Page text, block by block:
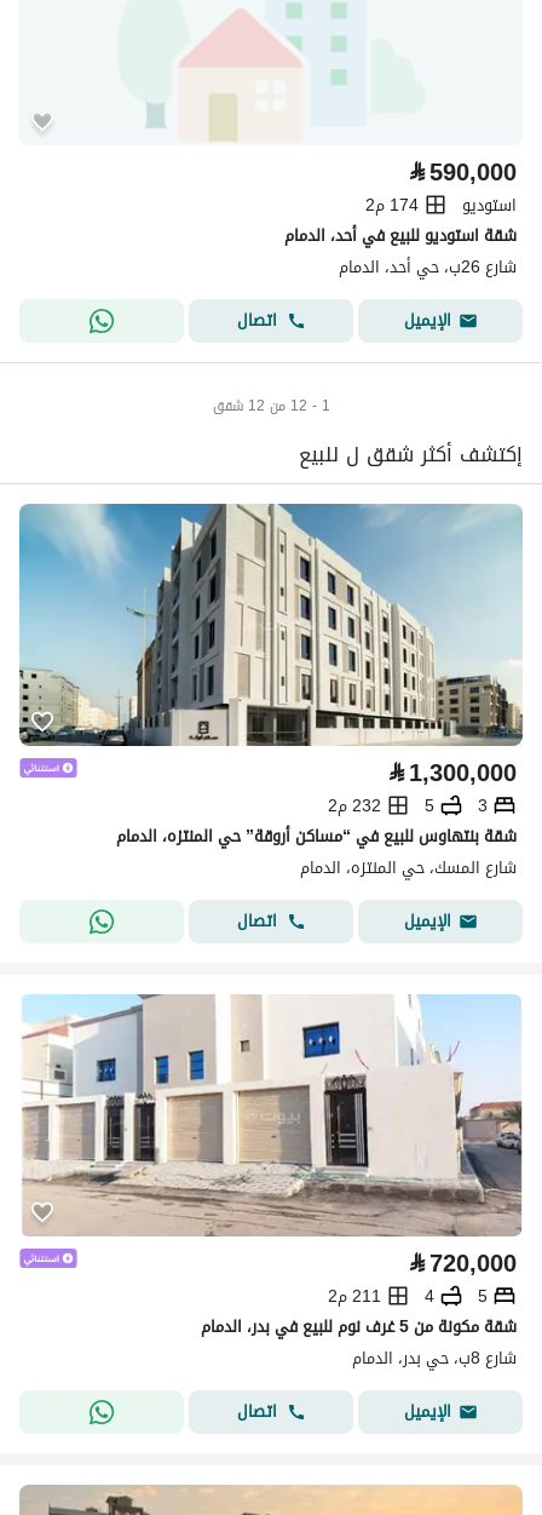
⃁590,000
استوديو
174 م2
شقة استوديو للبيع في أحد، الدمام
شارع 26ب، حي أحد، الدمام
الإيميل
اتصال
1 - 12 من 12 شقق
إكتشف أكثر شقق ل للبيع
⃁1,300,000
3
5
232 م2
شقة بنتهاوس للبيع في “مساكن أروقة” حي المنتزه، الدمام
شارع المسك، حي المنتزه، الدمام
الإيميل
اتصال
⃁720,000
5
4
211 م2
شقة مكونة من 5 غرف نوم للبيع في بدر، الدمام
شارع 8ب، حي بدر، الدمام
الإيميل
اتصال